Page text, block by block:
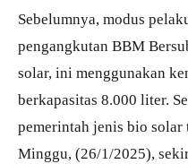
Sebelumnya, modus
pengangkutan BBM
solar, ini menggunakan
berkapasitas 8.000 liter.
pemerintah jenis bio
Minggu, (26/1/2025),